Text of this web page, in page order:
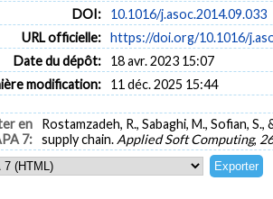
DOI:
10.1016/j.asoc.2014.09.033
URL officielle: https://doi.org/10.1016/
Date du dépôt:
18 avr. 2023 15:07
modification:
11 déc. 2025 15:44
en
7:
Rostamzadeh, R., Sabaghi, M., Sofian,
supply chain. Applied Soft Computing, 26